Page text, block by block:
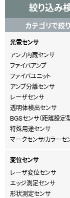
絞り込み
カテゴリで絞
光電センサ
アンプ内蔵センサ
ファイバアンプ
ファイバユニット
アンプ分離センサ
レーザセンサ
透明体検出センサ
BGSセンサ（距離設定
特殊用途センサ
マークセンサ/カラーセ
変位センサ
レーザ変位センサ
エッジ測定センサ
形状測定センサ